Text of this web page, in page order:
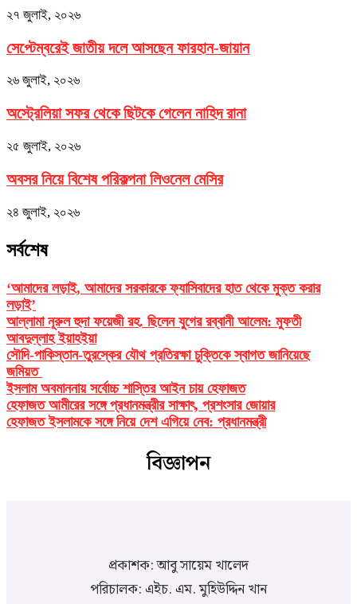
২৭ জুলাই, ২০২৬
সেপ্টেম্বরেই জাতীয় দলে আসছেন ফারহান-জায়ান
২৬ জুলাই, ২০২৬
অস্ট্রেলিয়া সফর থেকে ছিটকে গেলেন নাহিদ রানা
২৫ জুলাই, ২০২৬
অবসর নিয়ে বিশেষ পরিকল্পনা লিওনেল মেসির
২৪ জুলাই, ২০২৬
সর্বশেষ
‘আমাদের লড়াই, আমাদের সরকারকে ফ্যাসিবাদের হাত থেকে মুক্ত করার
লড়াই’
আল্লামা নূরুল হুদা ফয়েজী রহ. ছিলেন যুগের রব্বানী আলেম: মুফতী
আবদুল্লাহ ইয়াহইয়া
সৌদি-পাকিস্তান-তুরস্কের যৌথ প্রতিরক্ষা চুক্তিকে স্বাগত জানিয়েছে
জমিয়ত
ইসলাম অবমাননায় সর্বোচ্চ শাস্তির আইন চায় হেফাজত
হেফাজত আমীরের সঙ্গে প্রধানমন্ত্রীর সাক্ষাৎ, প্রশংসার জোয়ার
হেফাজত ইসলামকে সঙ্গে নিয়ে দেশ এগিয়ে নেব: প্রধানমন্ত্রী
বিজ্ঞাপন
প্রকাশক: আবু সায়েম খালেদ
পরিচালক: এইচ. এম. মুহিউদ্দিন খান